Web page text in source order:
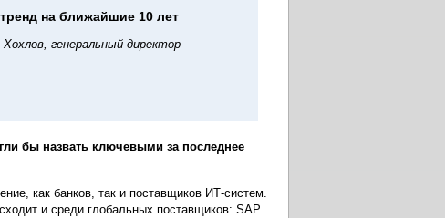
на ближайшие 10 лет
генеральный директор
бы назвать ключевыми за последнее
как банков, так и поставщиков ИТ-систем.
и среди глобальных поставщиков: SAP